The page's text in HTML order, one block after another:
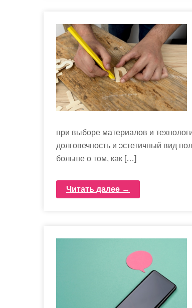
при выборе материалов и
долговечность и эстетичный вид
больше о том, как […]
Читать далее →